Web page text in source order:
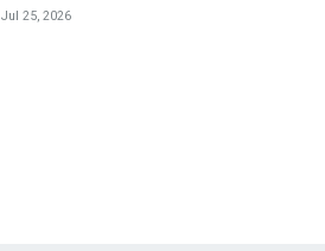
Jul 25, 2026